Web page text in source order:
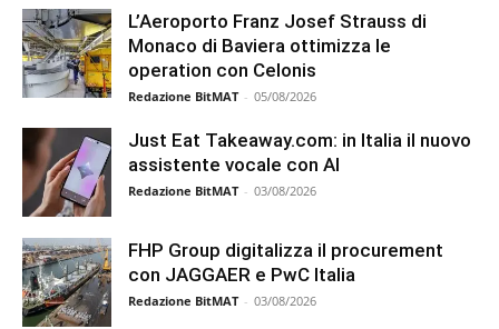
L’Aeroporto Franz Josef Strauss di
Monaco di Baviera ottimizza le
operation con Celonis
Redazione BitMAT - 05/08/2026
Just Eat Takeaway.com: in Italia il nuovo
assistente vocale con AI
Redazione BitMAT - 03/08/2026
FHP Group digitalizza il procurement
con JAGGAER e PwC Italia
Redazione BitMAT - 03/08/2026